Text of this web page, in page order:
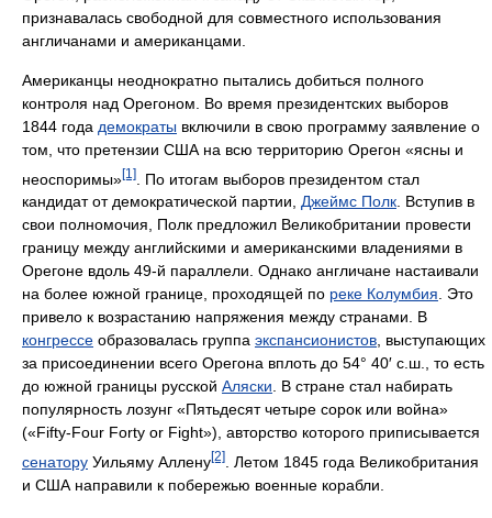
признавалась свободной для совместного использования
англичанами и американцами.
Американцы неоднократно пытались добиться полного
контроля над Орегоном. Во время президентских выборов
1844 года демократы включили в свою программу заявление о
том, что претензии США на всю территорию Орегон «ясны и
неоспоримы»[1]
. По итогам выборов президентом стал
кандидат от демократической партии, Джеймс Полк . Вступив в
свои полномочия, Полк предложил Великобритании провести
границу между английскими и американскими владениями в
Орегоне вдоль 49-й параллели. Однако англичане настаивали
на более южной границе, проходящей по реке Колумбия . Это
привело к возрастанию напряжения между странами. В
конгрессе образовалась группа экспансионистов , выступающих
за присоединении всего Орегона вплоть до 54° 40′ с.ш., то есть
до южной границы русской Аляски . В стране стал набирать
популярность лозунг «Пятьдесят четыре сорок или война»
(«Fifty-Four Forty or Fight»), авторство которого приписывается
сенатору Уильяму Аллену[2]
. Летом 1845 года Великобритания
и США направили к побережью военные корабли.